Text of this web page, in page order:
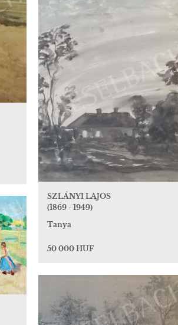
SZLÁNYI LAJOS
(1869 - 1949)
Tanya
50 000 HUF